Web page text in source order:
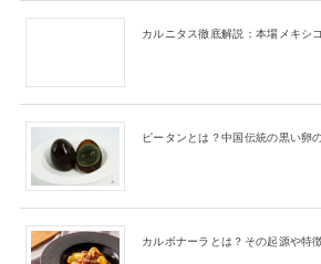
カルニタス徹底解説：本場メキシ
ピータンとは？中国伝統の黒い卵
カルボナーラとは？その起源や特